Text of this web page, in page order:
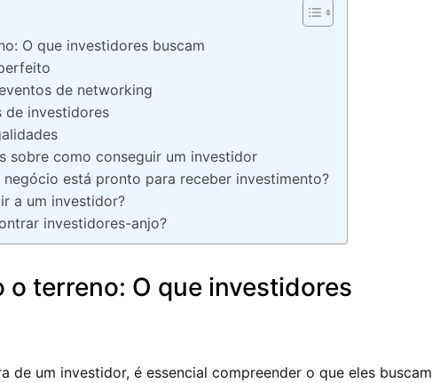
O que investidores buscam
de networking
de investidores
sobre como conseguir um investidor
negócio está pronto para receber investimento?
a um investidor?
investidores-anjo?
o terreno: O que investidores
de um investidor, é essencial compreender o que eles buscam